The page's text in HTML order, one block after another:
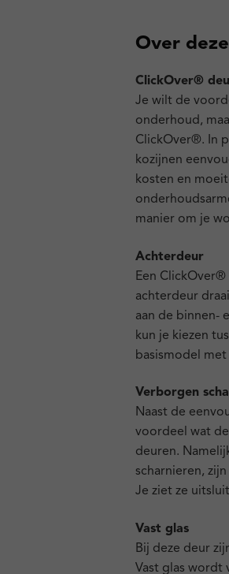
Over
ClickOver®
Je wilt de
onderhoud,
ClickOver®. In
kozijnen
kosten en
manier om je
Achterdeur
Een
achterdeur
aan de binnen-
kun je kiezen
basismodel
Verborgen
Naast de
voordeel wat
deuren.
scharnieren,
Je ziet ze
Vast glas
Bij deze deur
Vast glas wordt